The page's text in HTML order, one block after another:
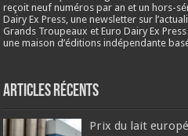
reçoit neuf numéros par an et un hors-
Dairy Ex Press, une newsletter sur
Grands Troupeaux et Euro Dairy Ex
une maison d’éditions indépendante
Articles récents
Prix du lait